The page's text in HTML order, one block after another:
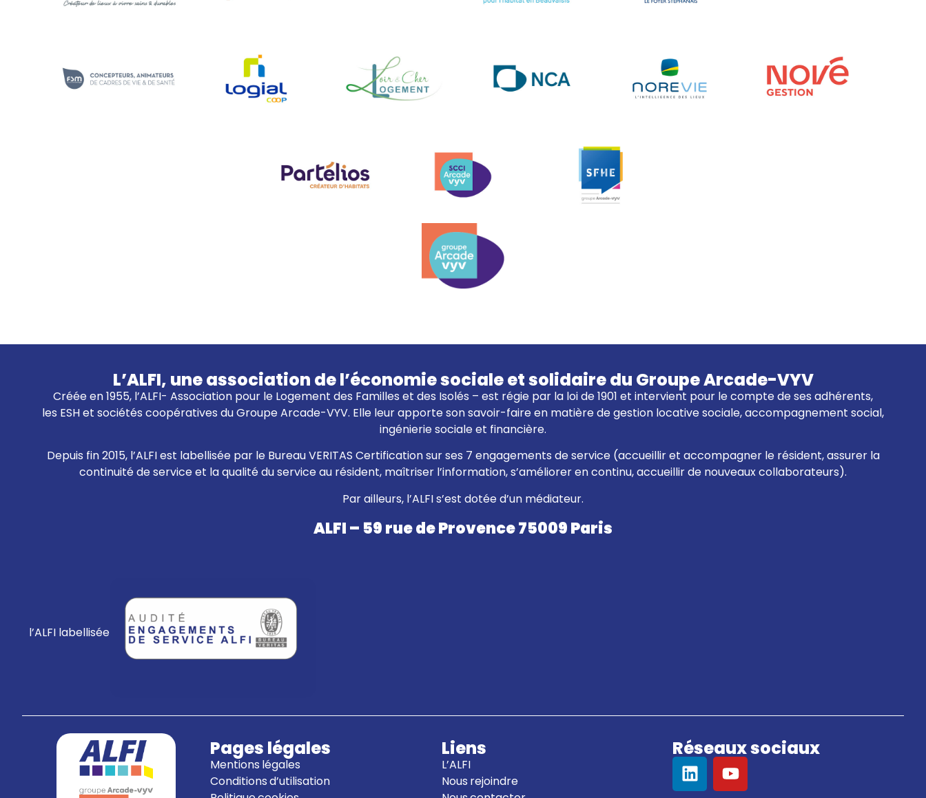
L’ALFI, une association de l’économie sociale et solidaire du Groupe Arcade-VYV
Créée en 1955, l’ALFI- Association pour le Logement des Familles et des Isolés – est régie par la loi de 1901 et intervient pour le compte de ses adhérents,
les ESH et sociétés coopératives du Groupe Arcade-VYV. Elle leur apporte son savoir-faire en matière de gestion locative sociale, accompagnement social,
ingénierie sociale et financière.
Depuis fin 2015, l’ALFI est labellisée par le Bureau VERITAS Certification sur ses 7 engagements de service (accueillir et accompagner le résident, assurer la
continuité de service et la qualité du service au résident, maîtriser l’information, s’améliorer en continu, accueillir de nouveaux collaborateurs).
Par ailleurs, l’ALFI s’est dotée d’un médiateur.
ALFI – 59 rue de Provence 75009 Paris
l’ALFI labellisée
Pages légales
Mentions légales
Conditions d’utilisation
Liens
L’ALFI
Nous rejoindre
Réseaux sociaux